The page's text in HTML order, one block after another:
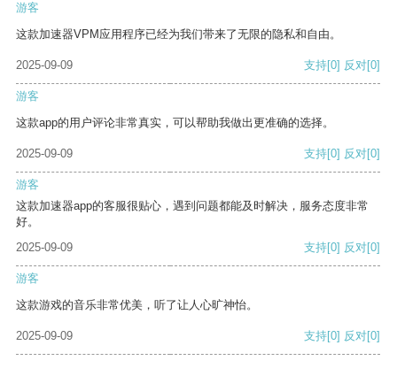
游客
这款加速器VPM应用程序已经为我们带来了无限的隐私和自由。
2025-09-09 支持[0] 反对[0]
游客
这款app的用户评论非常真实，可以帮助我做出更准确的选择。
2025-09-09 支持[0] 反对[0]
游客
这款加速器app的客服很贴心，遇到问题都能及时解决，服务态度非常
好。
2025-09-09
支持[0] 反对[0]
游客
这款游戏的音乐非常优美，听了让人心旷神怡。
2025-09-09 支持[0] 反对[0]